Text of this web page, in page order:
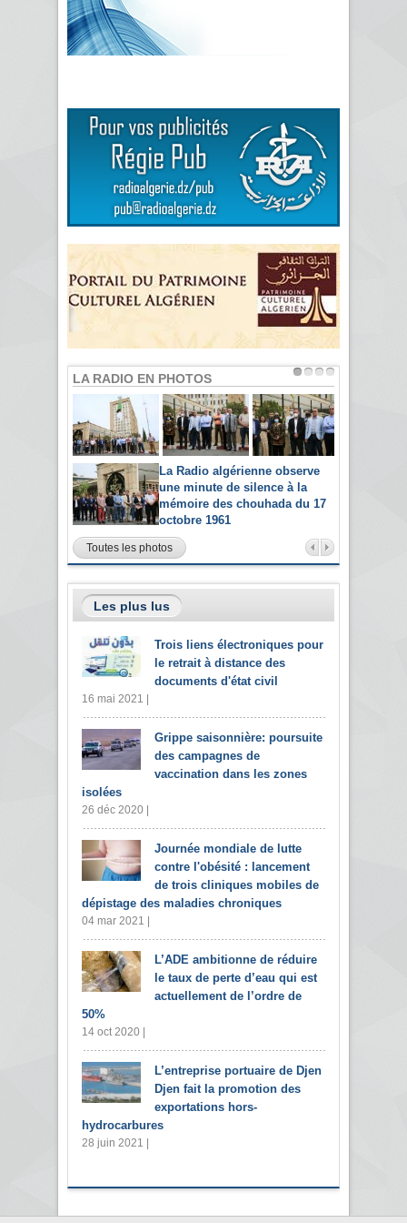
LA RADIO EN PHOTOS
La Radio algérienne observe
une minute de silence à la
mémoire des chouhada du 17
octobre 1961
Toutes les photos
Les plus lus
Trois liens électroniques pour
le retrait à distance des
documents d'état civil
16 mai 2021 |
Grippe saisonnière: poursuite
des campagnes de
vaccination dans les zones
isolées
26 déc 2020 |
Journée mondiale de lutte
contre l'obésité : lancement
de trois cliniques mobiles de
dépistage des maladies chroniques
04 mar 2021 |
L’ADE ambitionne de réduire
le taux de perte d’eau qui est
actuellement de l’ordre de
50%
14 oct 2020 |
L’entreprise portuaire de Djen
Djen fait la promotion des
exportations hors-
hydrocarbures
28 juin 2021 |